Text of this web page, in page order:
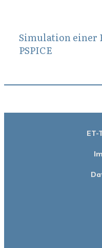
Simulation einer
PSPICE
ET-